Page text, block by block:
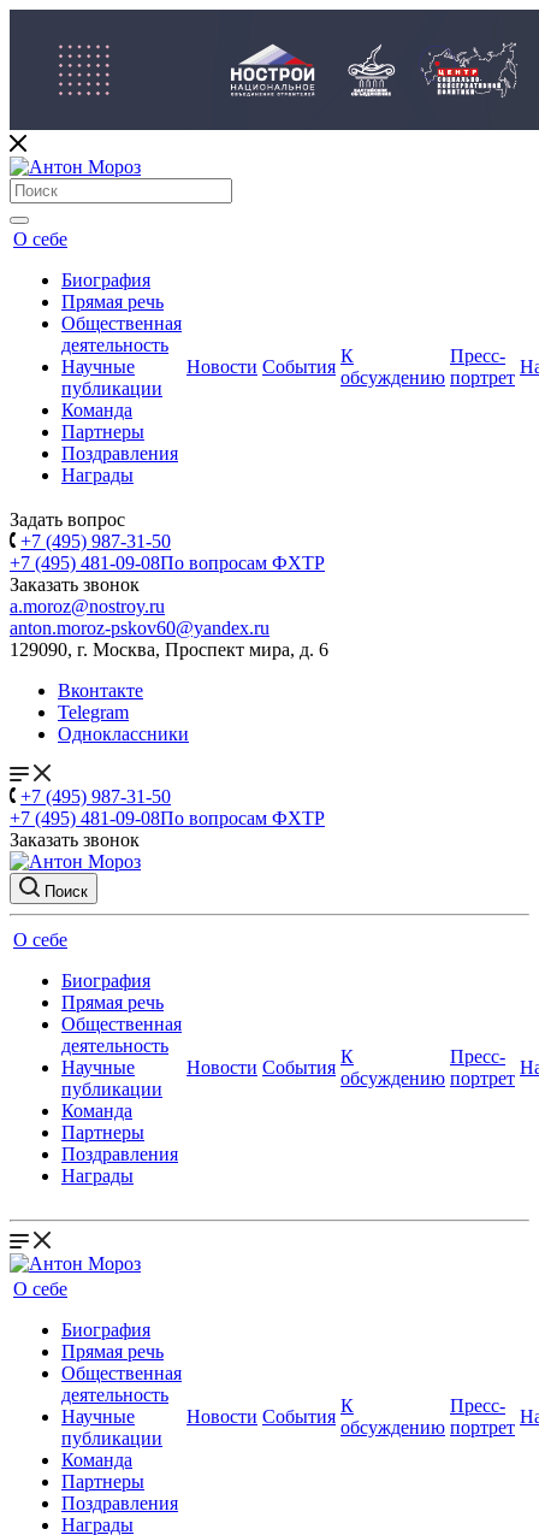
О себе
Биография
Прямая речь
Общественная
деятельность
Научные
публикации
Команда
Партнеры
Поздравления
Награды
Новости События
К
обсуждению
Пресс-
портрет
Задать вопрос
+7 (495) 987-31-50
+7 (495) 481-09-08По вопросам ФХТР
Заказать звонок
a.moroz@nostroy.ru
anton.moroz-pskov60@yandex.ru
129090, г. Москва, Проспект мира, д. 6
Вконтакте
Telegram
Одноклассники
+7 (495) 987-31-50
+7 (495) 481-09-08По вопросам ФХТР
Заказать звонок
Поиск
О себе
Биография
Прямая речь
Общественная
деятельность
Научные
публикации
Команда
Партнеры
Поздравления
Награды
Новости События
К
обсуждению
Пресс-
портрет
О себе
Биография
Прямая речь
Общественная
деятельность
Научные
публикации
Команда
Партнеры
Поздравления
Награды
Новости События
К
обсуждению
Пресс-
портрет